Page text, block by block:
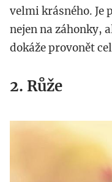
velmi krásného. Je
nejen na záhonky,
dokáže provonět
2. Růže
ruze.jpg